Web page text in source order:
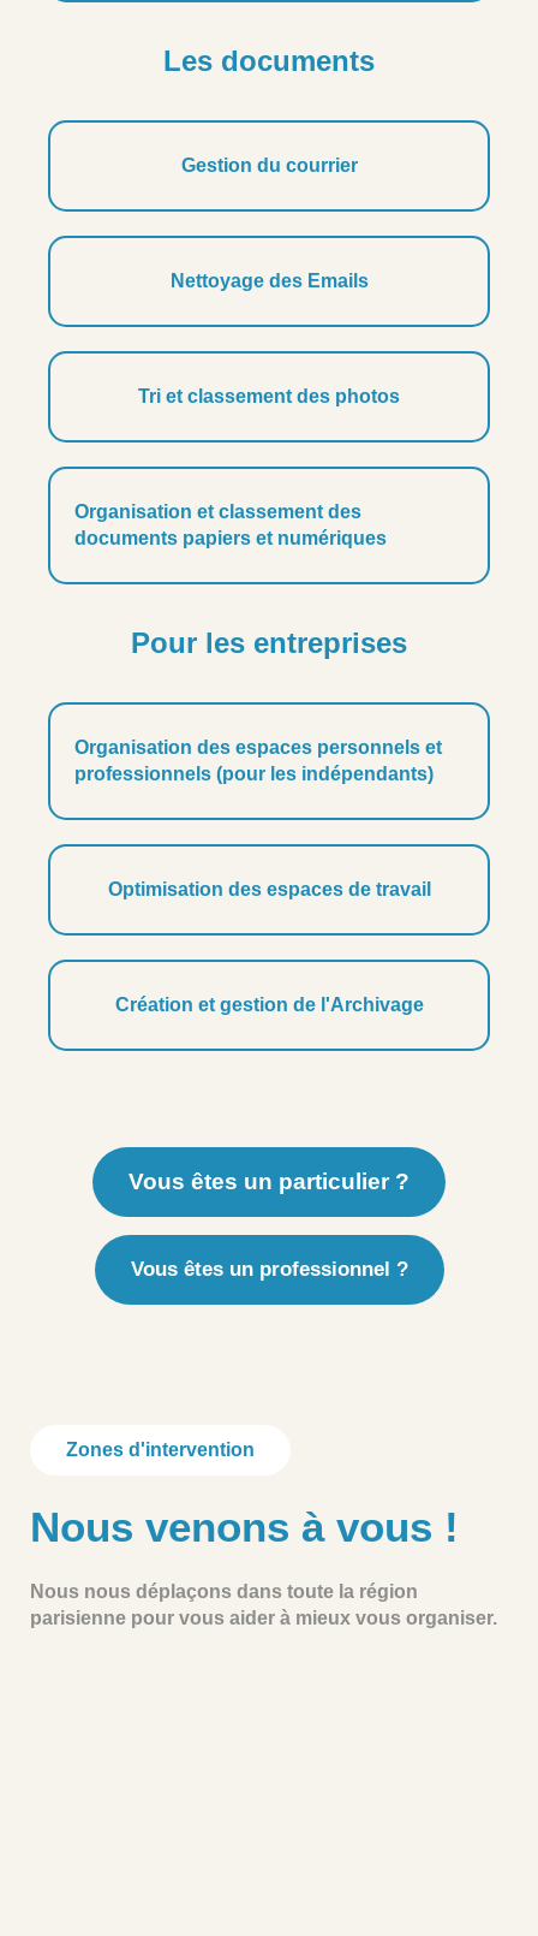
Les documents
Gestion du courrier
Nettoyage des Emails
Tri et classement des photos
Organisation et classement des
documents papiers et numériques
Pour les entreprises
Organisation des espaces personnels et
professionnels (pour les indépendants)
Optimisation des espaces de travail
Création et gestion de l'Archivage
Vous êtes un particulier ?
Vous êtes un professionnel ?
Zones d'intervention
Nous venons à vous !
Nous nous déplaçons dans toute la région
parisienne pour vous aider à mieux vous organiser.